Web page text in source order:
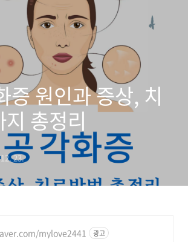
증 원인과 증상, 치
총정리
23.
mylove2441 광고